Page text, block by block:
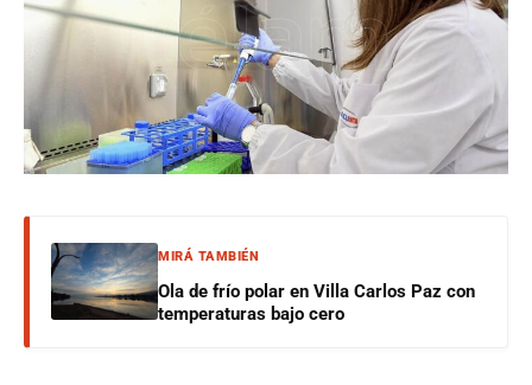
MIRÁ TAMBIÉN
Ola de frío polar en Villa Carlos Paz con
temperaturas bajo cero